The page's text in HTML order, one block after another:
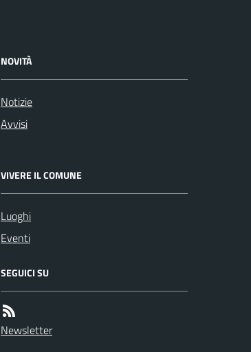
NOVITÀ
Notizie
Avvisi
VIVERE IL COMUNE
Luoghi
Eventi
SEGUICI SU
Newsletter